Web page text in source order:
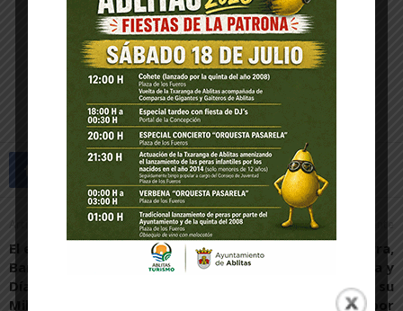
Artículo anterior
El exalcalde Jesús María
Barrado, pregonero del 23
Día de la Cereza de
Milagro
Artículo siguiente
Arguedas, Valtierra,
Milagro, Villafranca y
Cadreita escenifican su
apoyo al Pacto Local por